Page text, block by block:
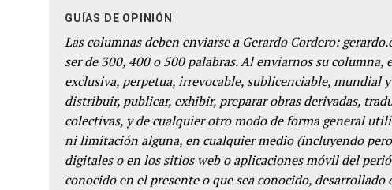
GUÍAS DE OPINIÓN
Las columnas deben enviarse a Gerardo Cordero:
ser de 300, 400 o 500 palabras. Al enviarnos su columna,
exclusiva, perpetua, irrevocable, sublicenciable, mundial
distribuir, publicar, exhibir, preparar obras derivadas,
colectivas, y de cualquier otro modo de forma general
ni limitación alguna, en cualquier medio (incluyendo
digitales o en los sitios web o aplicaciones móvil del
conocido en el presente o que sea conocido,